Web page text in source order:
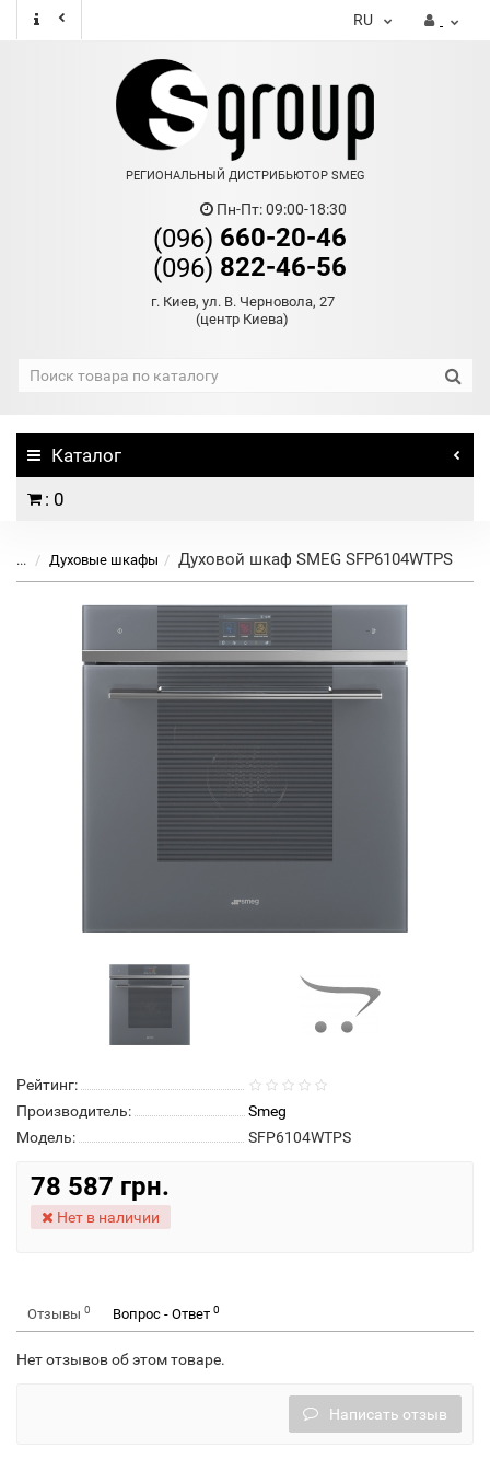
RU
РЕГИОНАЛЬНЫЙ ДИСТРИБЬЮТОР SMEG
Пн-Пт: 09:00-18:30
(096) 660-20-46
(096) 822-46-56
г. Киев, ул. В. Черновола, 27
(центр Киева)
Каталог
: 0
... Духовые шкафы Духовой шкаф SMEG SFP6104WTPS
Рейтинг:
Производитель:
Smeg
Модель:
SFP6104WTPS
78 587 грн.
Нет в наличии
Отзывы 0 Вопрос - Ответ 0
Нет отзывов об этом товаре.
Написать отзыв